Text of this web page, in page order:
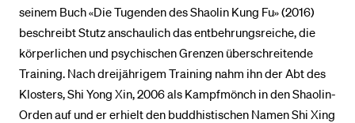
seinem Buch «Die Tugenden des Shaolin Kung Fu» (2016)
beschreibt Stutz anschaulich das entbehrungsreiche, die
körperlichen und psychischen Grenzen überschreitende
Training. Nach dreijährigem Training nahm ihn der Abt des
Klosters, Shi Yong Xin, 2006 als Kampfmönch in den Shaolin-
Orden auf und er erhielt den buddhistischen Namen Shi Xing